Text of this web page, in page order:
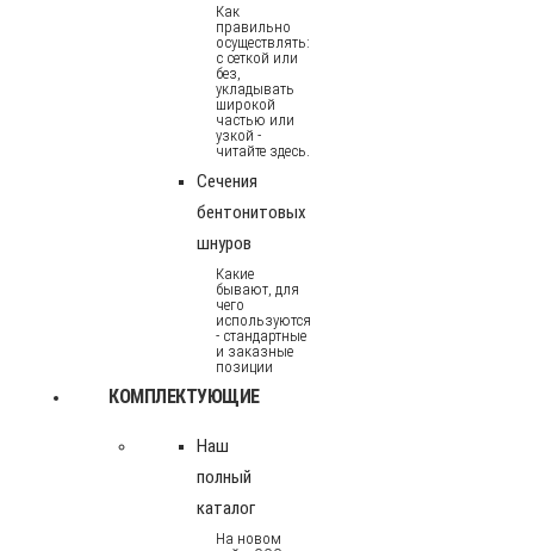
Как
правильно
осуществлять:
с сеткой или
без,
укладывать
широкой
частью или
узкой -
читайте здесь.
Сечения
бентонитовых
шнуров
Какие
бывают, для
чего
используются
- стандартные
и заказные
позиции
КОМПЛЕКТУЮЩИЕ
Наш
полный
каталог
На новом